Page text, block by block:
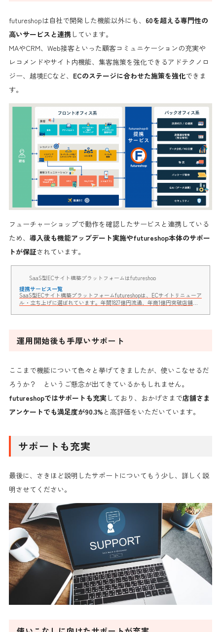
futureshopは自社で開発した機能以外にも、 60を超える専門性の
高いサービスと連携しています。
MAやCRM、Web接客といった顧客コミュニケーションの充実や
レコメンドやサイト内機能、集客施策を強化できるアドテクノロ
ジー、越境ECなど、 ECのステージに合わせた施策を強化できま
す。
フューチャーショップで動作を確認したサービスと連携している
ため、 導入後も機能アップデート実施やfutureshop本体のサポー
トが保証されています。
SaaS型ECサイト構築プラットフォームはfutureshop
提携サービス一覧
SaaS型ECサイト構築プラットフォームfutureshopは、ECサイトリニューア
ル・立ち上げに選ばれています。年間1827億円流通、年商1億円突破店舗、
が向上。定期的にバージョンアップを実施し、常に最新のシステムが利用
運用開始後も手厚いサポート
ここまで機能について色々と挙げてきましたが、使いこなせるだ
ろうか？ というご懸念が出てきているかもしれません。
futureshopではサポートも充実しており、おかげさまで店舗さま
アンケートでも満足度が90.3% と高評価をいただいています。
サポートも充実
最後に、さきほど説明したサポートについてもう少し、詳しく説
明させてください。